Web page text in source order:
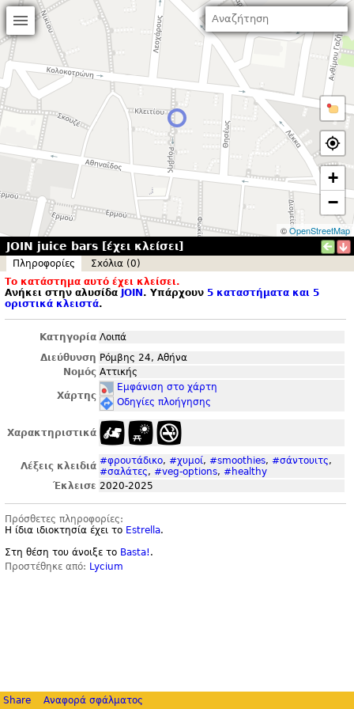
+
−
©OpenStreetMap
JOIN juice bars [έχει κλείσει]
Πληροφορίες
Σxόλια (0)
Το κατάστημα αυτό έχει κλείσει.
Ανήκει στην αλυσίδα JOIN . Υπάρχουν 5 καταστήματα και 5
οριστικά κλειστά.
Κατηγορία Λοιπά
Διεύθυνση Ρόμβης 24, Αθήνα
Νομός Αττικής
Χάρτης
Εμφάνιση στο χάρτη
Οδηγίες πλοήγησης
Χαρακτηριστικά
Λέξεις κλειδιά #φρουτάδικο, #χυμοί, #smoothies, #σάντουιτς,
#σαλάτες, #veg-options, #healthy
Έκλεισε 2020-2025
Πρόσθετες πληροφορίες:
Η ίδια ιδιοκτησία έχει το Estrella.
Στη θέση του άνοιξε το Basta! .
Προστέθηκε από: Lycium
Share Αναφορά σφάλματος